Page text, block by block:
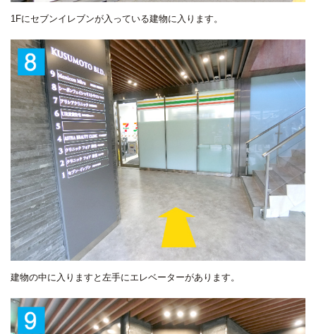
1Fにセブンイレブンが入っている建物に入ります。
建物の中に入りますと左手にエレベーターがあります。